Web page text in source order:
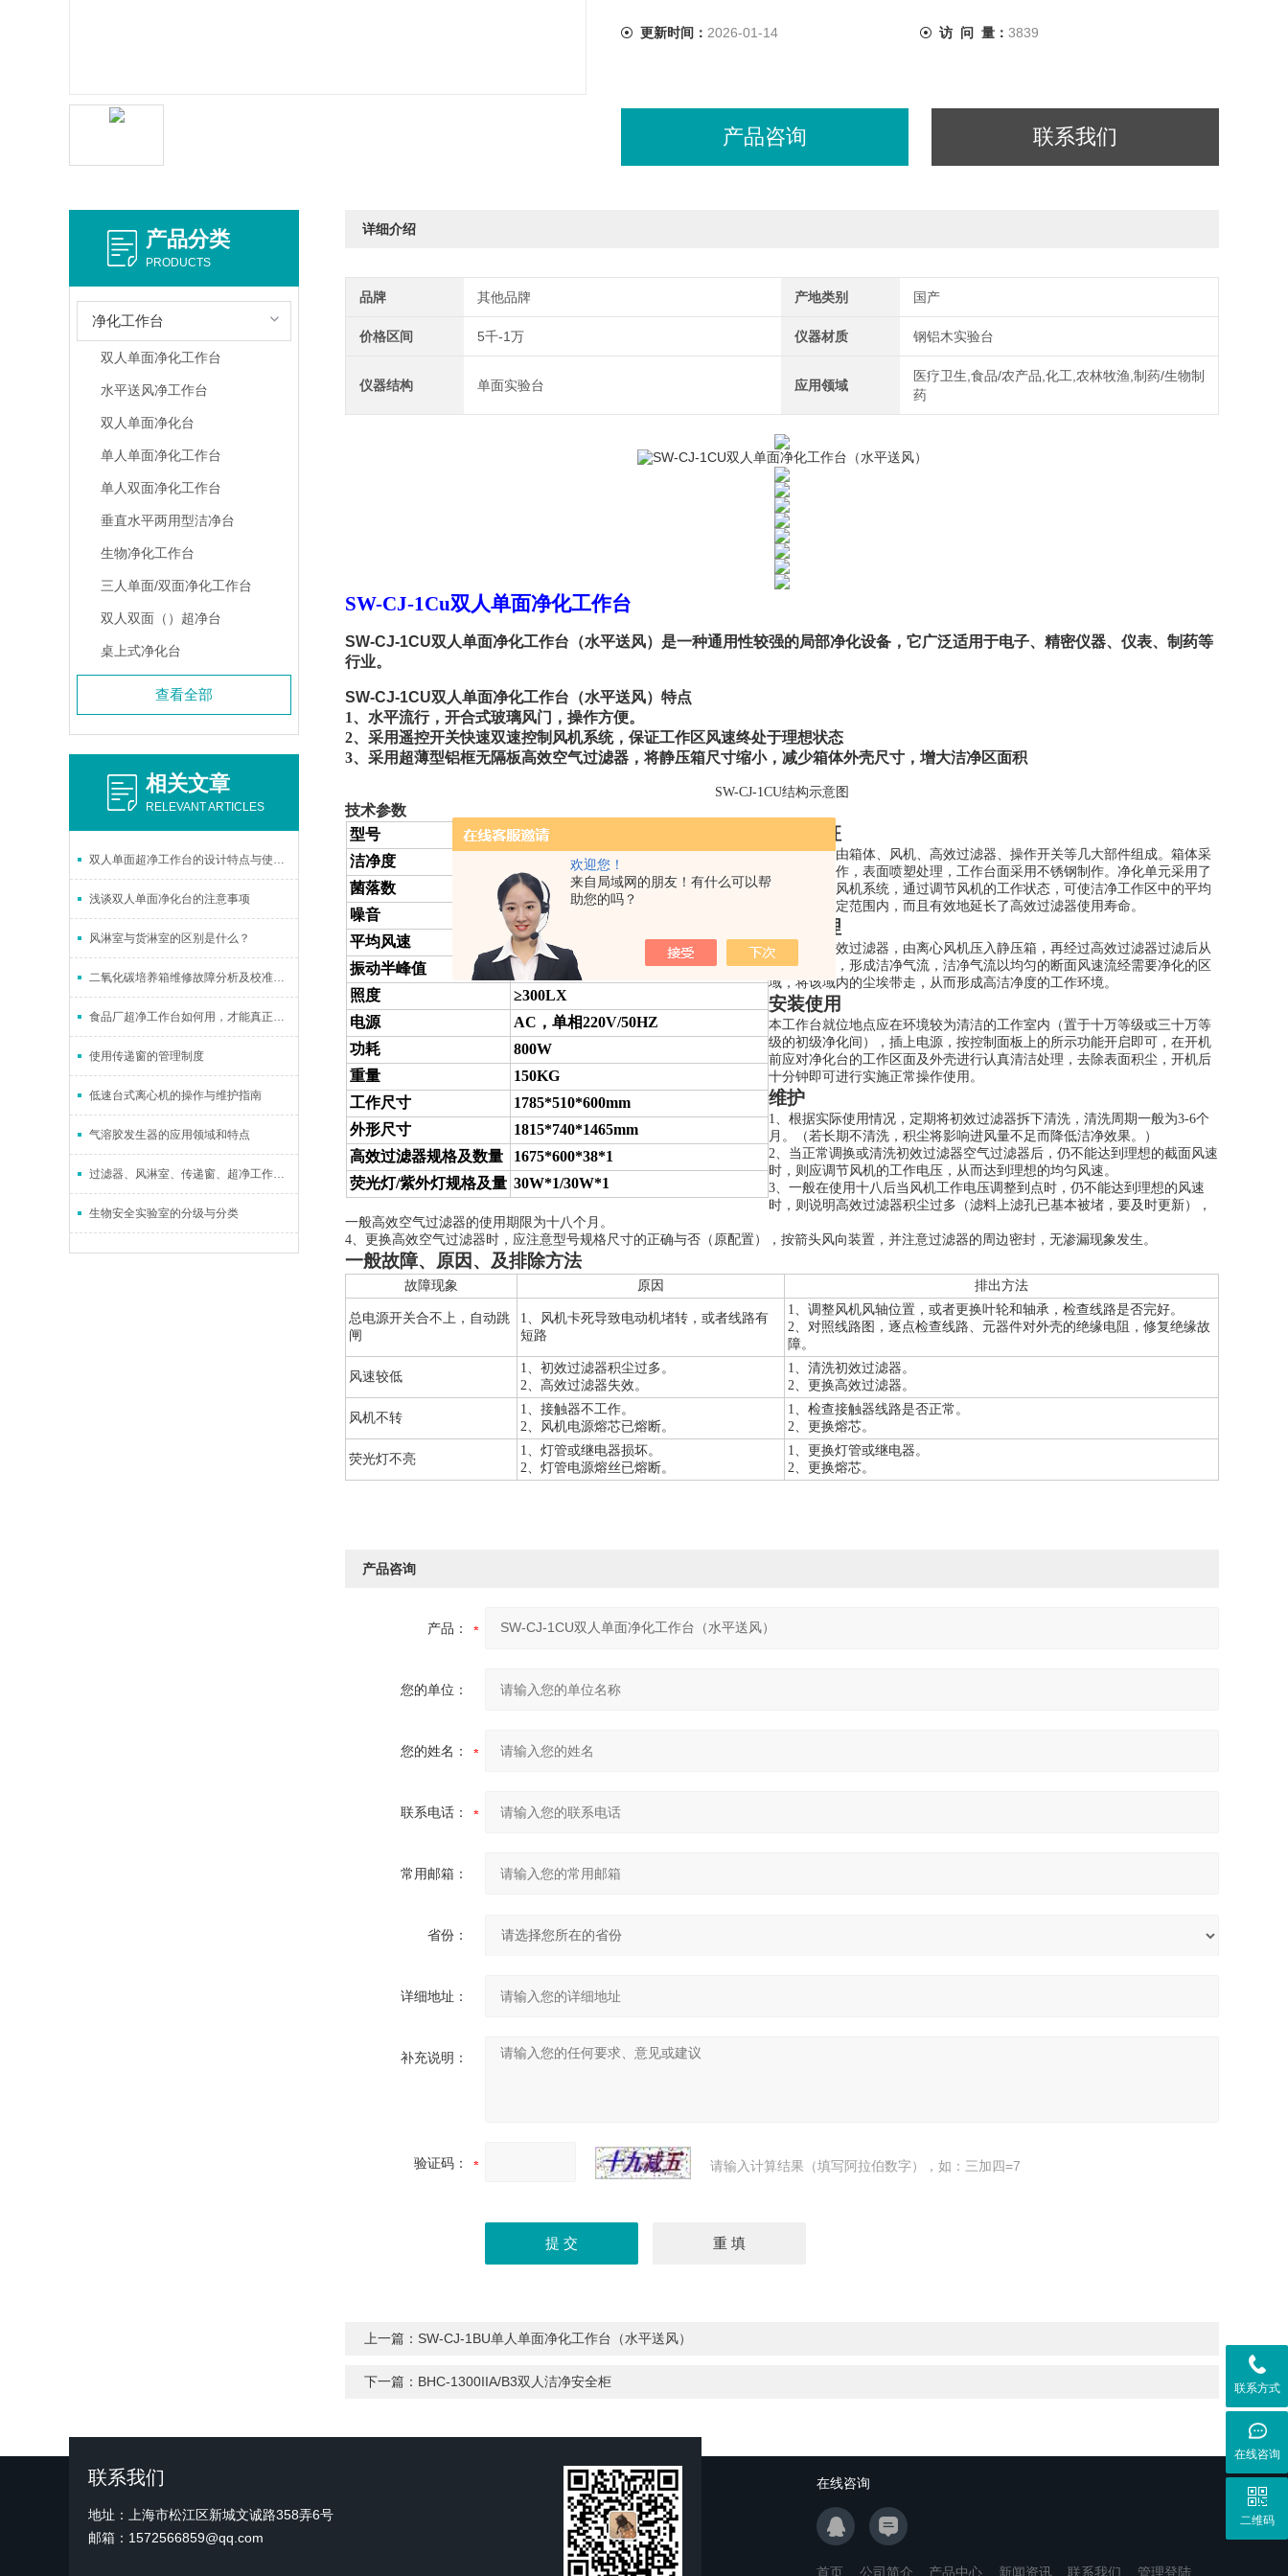
欢迎您！
来自局域网的朋友！有什么可以帮
助您的吗？
更新时间： 2026-01-14 访 问 量： 3839
产品咨询 联系我们
详细介绍
品牌 其他品牌 产地类别 国产
价格区间 5千-1万 仪器材质 钢铝木实验台
仪器结构 单面实验台 应用领域
医疗卫生,食品/农产品,化工,农林牧渔,制药/生物制
药
SW-CJ-1Cu双人单面净化工作台
SW-CJ-1CU双人单面净化工作台（水平送风） 是一种通用性较强的局部净化设备，它广泛适用于电子、精密仪器、仪表、制药等
行业。
SW-CJ-1CU双人单面净化工作台（水平送风） 特点
1、水平流行， 开合式玻璃风门，操作方便。
2、采用遥控开关快速双速控制风机系统，保证工作区风速终处于理想状态
3、采用超薄型铝框无隔板高效空气过滤器，将静压箱尺寸缩小，减少箱体外壳尺寸，增大洁净区面积
SW-CJ-1CU结构示意图
技术参数
型号
SW-CJ-1Cu
洁净度
100级@≥0.5μm(美联邦209E)
菌落数
＜0.5个/皿.时（直径90mm培养平皿）
噪音
≤62dB（A)
平均风速
0.25-0.45m/s
振动半峰值
≤0.5μm（X·Y·Z)
照度
≥300LX
电源
AC，单相220V/50HZ
功耗
800W
重量
150KG
工作尺寸
1785*510*600mm
外形尺寸
1815*740*1465mm
高效过滤器规格及数量
1675*600*38*1
荧光灯/紫外灯规格及量 30W*1/30W*1
结构特征
净化工作台由箱体、风机、高效过滤器、操作开关等几大部件组成。箱体采
用冷板等制作，表面喷塑处理，工作台面采用不锈钢制作。净化单元采用了
可调风量的风机系统，通过调节风机的工作状态，可使洁净工作区中的平均
风速保持额定范围内，而且有效地延长了高效过滤器使用寿命。
工作原理
空气经过初效过滤器，由离心风机压入静压箱，再经过高效过滤器过滤后从
出风面吹出，形成洁净气流，洁净气流以均匀的断面风速流经需要净化的区
域，将该域内的尘埃带走，从而形成高洁净度的工作环境。
安装使用
本工作台就位地点应在环境较为清洁的工作室内（置于十万等级或三十万等
级的初级净化间），插上电源，按控制面板上的所示功能开启即可，在开机
前应对净化台的工作区面及外壳进行认真清洁处理，去除表面积尘，开机后
十分钟即可进行实施正常操作使用。
维护
1、根据实际使用情况，定期将初效过滤器拆下清洗，清洗周期一般为3-6个
月。（若长期不清洗，积尘将影响进风量不足而降低洁净效果。）
2、当正常调换或清洗初效过滤器空气过滤器后，仍不能达到理想的截面风速
时，则应调节风机的工作电压，从而达到理想的均匀风速。
3、一般在使用十八后当风机工作电压调整到点时，仍不能达到理想的风速
时，则说明高效过滤器积尘过多（滤料上滤孔已基本被堵，要及时更新），
一般高效空气过滤器的使用期限为十八个月。
4、更换高效空气过滤器时，应注意型号规格尺寸的正确与否（原配置），按箭头风向装置，并注意过滤器的周边密封，无渗漏现象发生。
一般故障、原因、及排除方法
故障现象 原因 排出方法
总电源开关合不上，自动跳
闸
1、风机卡死导致电动机堵转，或者线路有
短路
1、调整风机风轴位置，或者更换叶轮和轴承，检查线路是否完好。
2、对照线路图，逐点检查线路、元器件对外壳的绝缘电阻，修复绝缘故
障。
风速较低
1、初效过滤器积尘过多。
2、高效过滤器失效。
1、清洗初效过滤器。
2、更换高效过滤器。
风机不转
1、接触器不工作。
2、风机电源熔芯已熔断。
1、检查接触器线路是否正常。
2、更换熔芯。
荧光灯不亮
1、灯管或继电器损坏。
2、灯管电源熔丝已熔断。
1、更换灯管或继电器。
2、更换熔芯。
产品咨询
产品：
您的单位：
您的姓名：
联系电话：
常用邮箱：
省份：
详细地址：
补充说明：
验证码： 请输入计算结果（填写阿拉伯数字），如：三加四=7
上一篇： SW-CJ-1BU单人单面净化工作台（水平送风）
下一篇： BHC-1300IIA/B3双人洁净安全柜
产品分类
PRODUCTS
净化工作台
双人单面净化工作台
水平送风净工作台
双人单面净化台
单人单面净化工作台
单人双面净化工作台
垂直水平两用型洁净台
生物净化工作台
三人单面/双面净化工作台
双人双面（）超净台
桌上式净化台
查看全部
相关文章
RELEVANT ARTICLES
双人单面超净工作台的设计特点与使用规范
浅谈双人单面净化台的注意事项
风淋室与货淋室的区别是什么？
二氧化碳培养箱维修故障分析及校准方法
食品厂超净工作台如何用，才能真正做到无菌培养？
使用传递窗的管理制度
低速台式离心机的操作与维护指南
气溶胶发生器的应用领域和特点
过滤器、风淋室、传递窗、超净工作台的详细用途
生物安全实验室的分级与分类
联系我们
地址：上海市松江区新城文诚路358弄6号
邮箱：1572566859@qq.com
在线咨询
首页 公司简介 产品中心 新闻资讯 联系我们 管理登陆
联系方式
在线咨询
二维码